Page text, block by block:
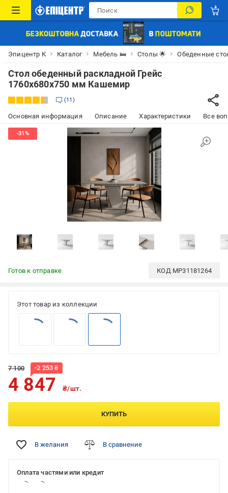
Эпицентр К Каталог Мебель 🛌 Столы 🌟 Обеденные
Стол обеденный раскладной Грейс
1760x680x750 мм Кашемир
11
Основная информация Описание Характеристики Все
Готов к отправке КОД MP31181264
Этот товар из коллекции
7 100 -2 253 ₴
4 847 ₴/шт.
КУПИТЬ
В желания В сравнение
Оплата частями или кредит